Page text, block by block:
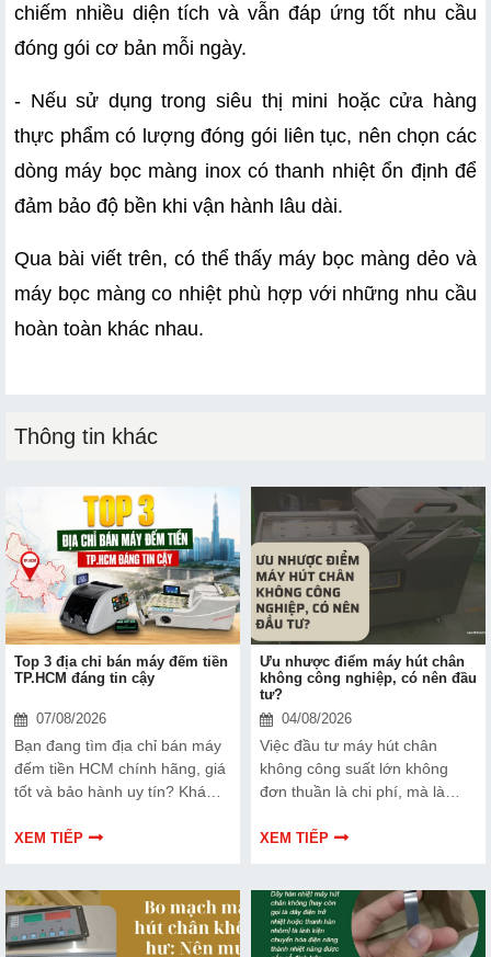
chiếm nhiều diện tích và vẫn đáp ứng tốt nhu cầu
đóng gói cơ bản mỗi ngày.
- Nếu sử dụng trong siêu thị mini hoặc cửa hàng
thực phẩm có lượng đóng gói liên tục, nên chọn các
dòng máy bọc màng inox có thanh nhiệt ổn định để
đảm bảo độ bền khi vận hành lâu dài.
Qua bài viết trên, có thể thấy máy bọc màng dẻo và
máy bọc màng co nhiệt phù hợp với những nhu cầu
hoàn toàn khác nhau.
Thông tin khác
Top 3 địa chỉ bán máy đếm tiền
TP.HCM đáng tin cậy
07/08/2026
Bạn đang tìm địa chỉ bán máy
đếm tiền HCM chính hãng, giá
tốt và bảo hành uy tín? Khám
nhiều doanh nghiệp, cửa hàng
XEM TIẾP
Ưu nhược điểm máy hút chân
không công nghiệp, có nên đầu
tư?
04/08/2026
Việc đầu tư máy hút chân
không công suất lớn không
đơn thuần là chi phí, mà là
sản phẩm và nâng cao vị thế
điểm của thiết bị này để có
thêm thông tin và giúp bạn đưa
ra lựa chọn phù hợp, hiệu quả
XEM TIẾP